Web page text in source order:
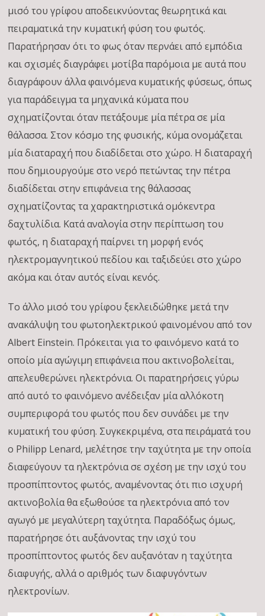
μισό του γρίφου αποδεικνύοντας θεωρητικά και
πειραματικά την κυματική φύση του φωτός.
Παρατήρησαν ότι το φως όταν περνάει από εμπόδια
και σχισμές διαγράφει μοτίβα παρόμοια με αυτά που
διαγράφουν άλλα φαινόμενα κυματικής φύσεως, όπως
για παράδειγμα τα μηχανικά κύματα που
σχηματίζονται όταν πετάξουμε μία πέτρα σε μία
θάλασσα. Στον κόσμο της φυσικής, κύμα ονομάζεται
μία διαταραχή που διαδίδεται στο χώρο. H διαταραχή
που δημιουργούμε στο νερό πετώντας την πέτρα
διαδίδεται στην επιφάνεια της θάλασσας
σχηματίζοντας τα χαρακτηριστικά ομόκεντρα
δαχτυλίδια. Κατά αναλογία στην περίπτωση του
φωτός, η διαταραχή παίρνει τη μορφή ενός
ηλεκτρομαγνητικού πεδίου και ταξιδεύει στο χώρο
ακόμα και όταν αυτός είναι κενός.
Το άλλο μισό του γρίφου ξεκλειδώθηκε μετά την
ανακάλυψη του φωτοηλεκτρικού φαινομένου από τον
Albert Einstein. Πρόκειται για το φαινόμενο κατά το
οποίο μία αγώγιμη επιφάνεια που ακτινοβολείται,
απελευθερώνει ηλεκτρόνια. Οι παρατηρήσεις γύρω
από αυτό το φαινόμενο ανέδειξαν μία αλλόκοτη
συμπεριφορά του φωτός που δεν συνάδει με την
κυματική του φύση. Συγκεκριμένα, στα πειράματά του
ο Philipp Lenard, μελέτησε την ταχύτητα με την οποία
διαφεύγουν τα ηλεκτρόνια σε σχέση με την ισχύ του
προσπίπτοντος φωτός, αναμένοντας ότι πιο ισχυρή
ακτινοβολία θα εξωθούσε τα ηλεκτρόνια από τον
αγωγό με μεγαλύτερη ταχύτητα. Παραδόξως όμως,
παρατήρησε ότι αυξάνοντας την ισχύ του
προσπίπτοντος φωτός δεν αυξανόταν η ταχύτητα
διαφυγής, αλλά ο αριθμός των διαφυγόντων
ηλεκτρονίων.